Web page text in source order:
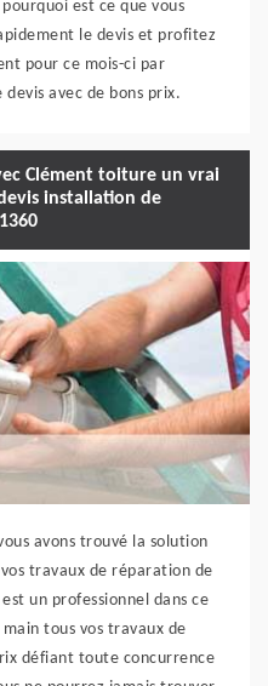
est ce que vous
le devis et profitez
pour ce mois-ci par
avec de bons prix.
Clément toiture un vrai
installation de
avons trouvé la solution
travaux de réparation de
un professionnel dans ce
tous vos travaux de
défiant toute concurrence